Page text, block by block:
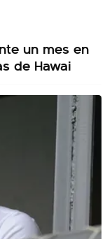
un mes en
de Hawai